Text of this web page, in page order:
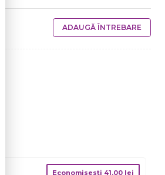
ADAUGĂ ÎNTREBARE
Economisesti 41.00 lei